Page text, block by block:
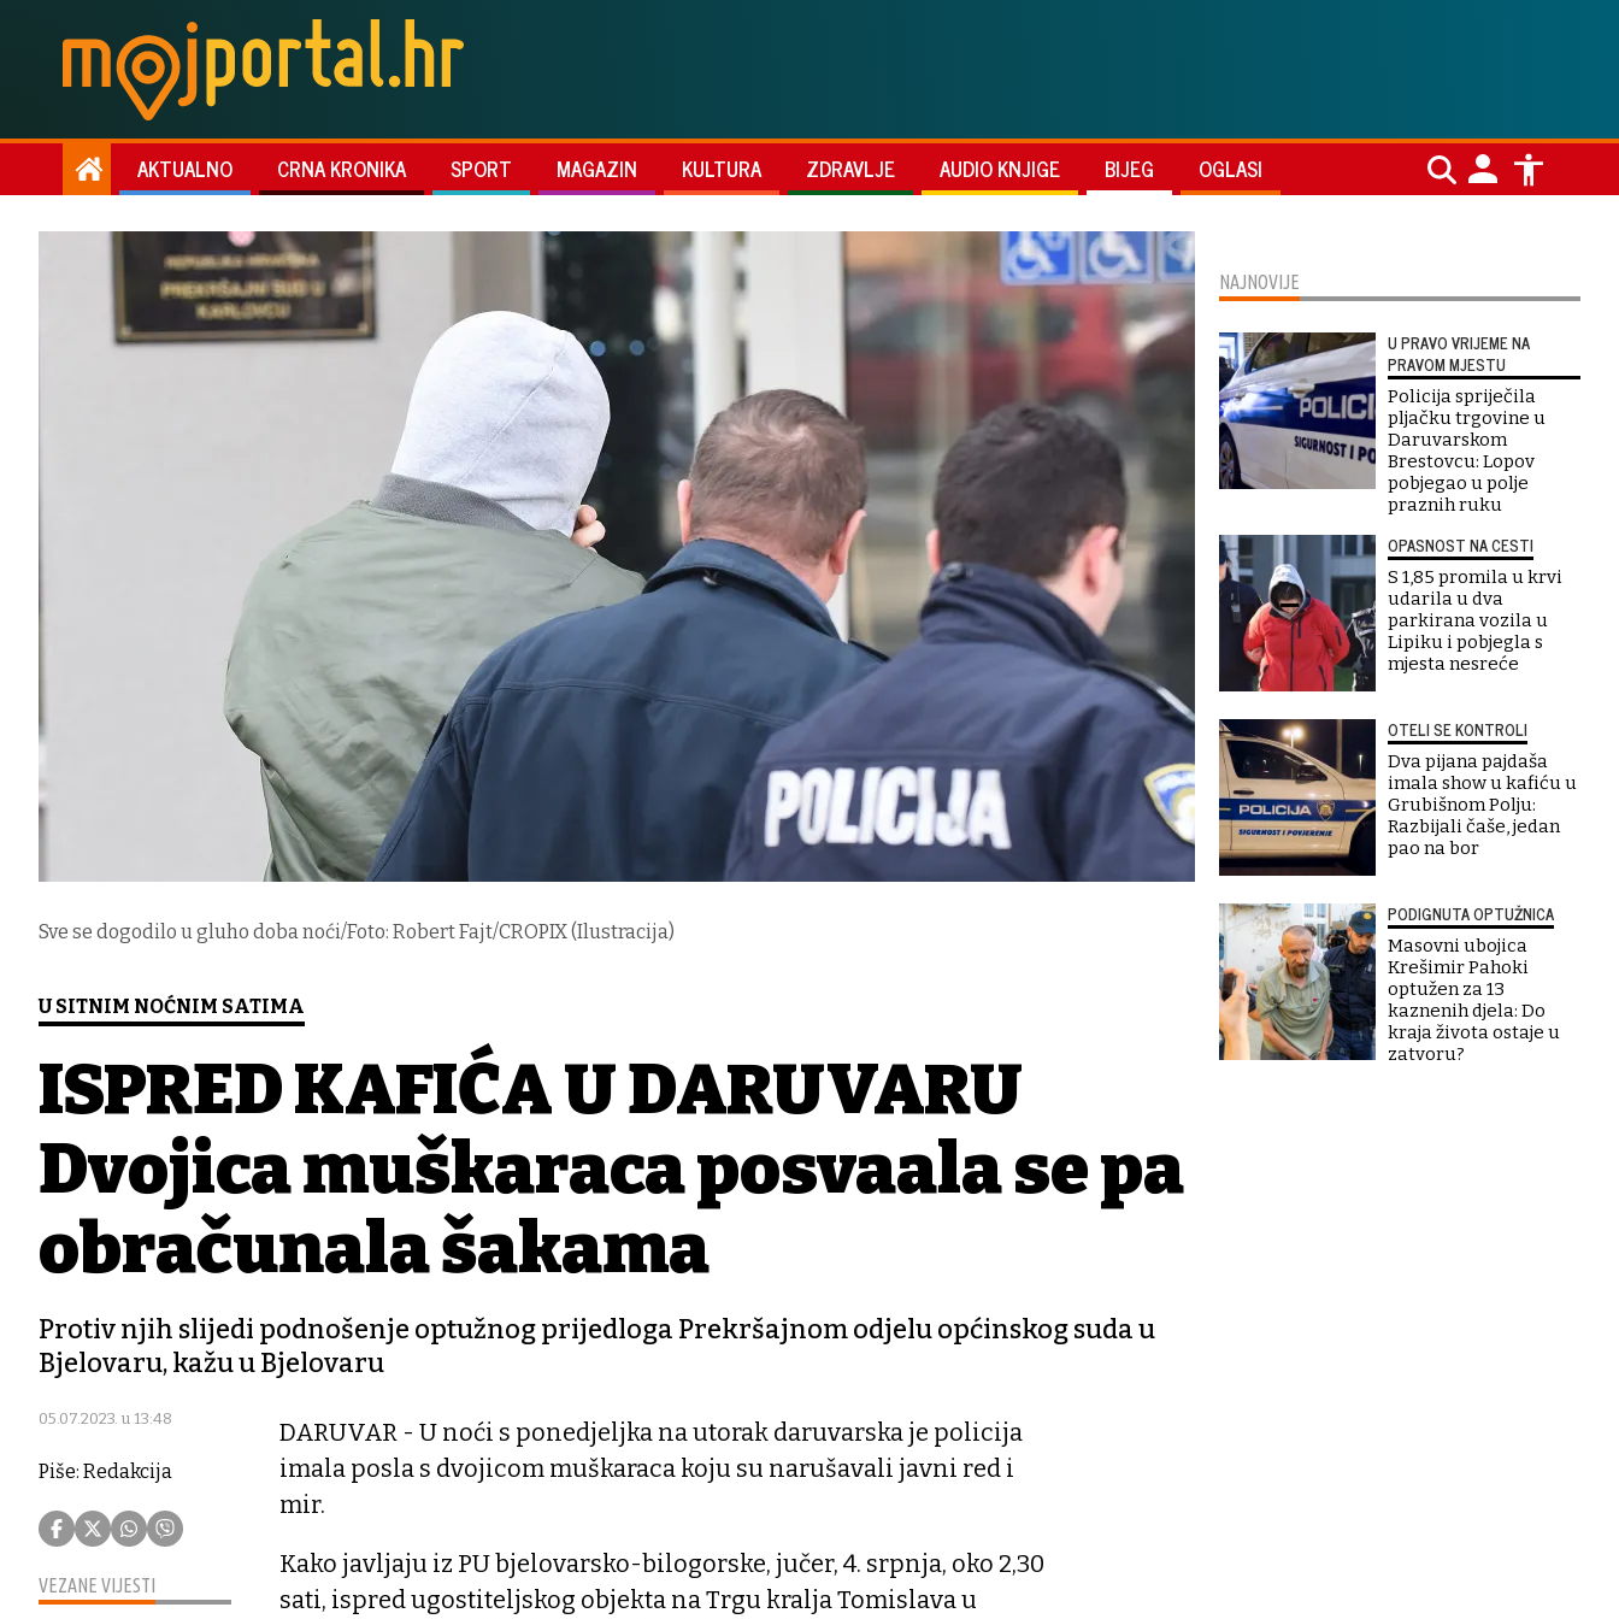
AKTUALNO CRNA KRONIKA SPORT MAGAZIN KULTURA ZDRAVLJE AUDIO KNJIGE BIJEG OGLASI
Sve se dogodilo u gluho doba noći/Foto: Robert Fajt/CROPIX (Ilustracija)
U SITNIM NOĆNIM SATIMA
ISPRED KAFIĆA U DARUVARU
Dvojica muškaraca posvađala se pa
obračunala šakama
Protiv njih slijedi podnošenje optužnog prijedloga Prekršajnom odjelu općinskog suda u
Bjelovaru, kažu u Bjelovaru
05.07.2023. u 13:48
Piše: Redakcija
VEZANE VIJESTI
DARUVAR - U noći s ponedjeljka na utorak daruvarska je policija
imala posla s dvojicom muškaraca koju su narušavali javni red i
mir.
Kako javljaju iz PU bjelovarsko-bilogorske, jučer, 4. srpnja, oko 2,30
sati, ispred ugostiteljskog objekta na Trgu kralja Tomislava u
NAJNOVIJE
U PRAVO VRIJEME NA
PRAVOM MJESTU
Policija spriječila
pljačku trgovine u
Daruvarskom
Brestovcu: Lopov
pobjegao u polje
praznih ruku
OPASNOST NA CESTI
S 1,85 promila u krvi
udarila u dva
parkirana vozila u
Lipiku i pobjegla s
mjesta nesreće
OTELI SE KONTROLI
Dva pijana pajdaša
imala show u kafiću u
Grubišnom Polju:
Razbijali čaše, jedan
pao na bor
PODIGNUTA OPTUŽNICA
Masovni ubojica
Krešimir Pahoki
optužen za 13
kaznenih djela: Do
kraja života ostaje u
zatvoru?